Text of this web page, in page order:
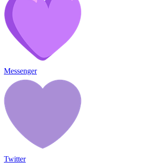
Messenger
Twitter